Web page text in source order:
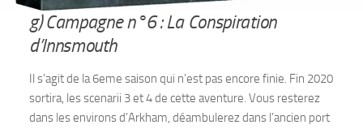
g) Campagne n°6 : La Conspiration
d’Innsmouth
Il s’agit de la 6eme saison qui n’est pas encore finie. Fin 2020
sortira, les scenarii 3 et 4 de cette aventure. Vous resterez
dans les environs d’Arkham, déambulerez dans l’ancien port